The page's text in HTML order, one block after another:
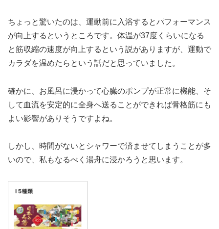
ちょっと驚いたのは、運動前に入浴するとパフォーマンス
が向上するというところです。体温が37度くらいになる
と筋収縮の速度が向上するという説がありますが、運動で
カラダを温めたらという話だと思っていました。
確かに、お風呂に浸かって心臓のポンプが正常に機能、そ
して血流を安定的に全身へ送ることができれば骨格筋にも
よい影響がありそうですよね。
しかし、時間がないとシャワーで済ませてしまうことが多
いので、私もなるべく湯舟に浸かろうと思います。